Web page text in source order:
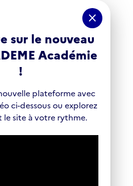
close
sur le nouveau
Académie
!
plateforme avec
ci-dessous ou explorez
site à votre rythme.